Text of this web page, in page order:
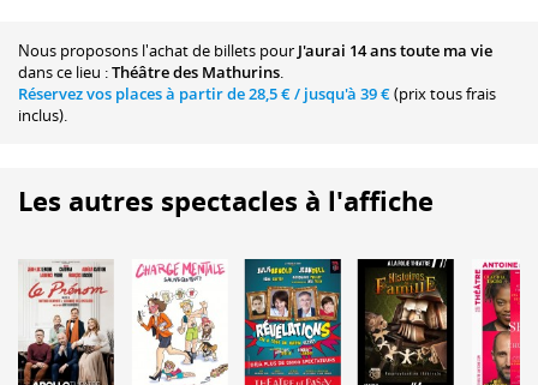
Nous proposons l'achat de billets pour J'aurai 14 ans toute ma vie
dans ce lieu :Théâtre des Mathurins.
Réservez vos places à partir de28,5 €/ jusqu'à 39 €(prix tous frais
inclus).
Les autres spectacles à l'affiche